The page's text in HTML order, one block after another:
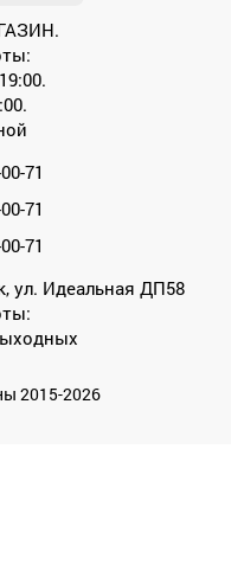
71
71
71
ул. Идеальная ДП58
2015-2026